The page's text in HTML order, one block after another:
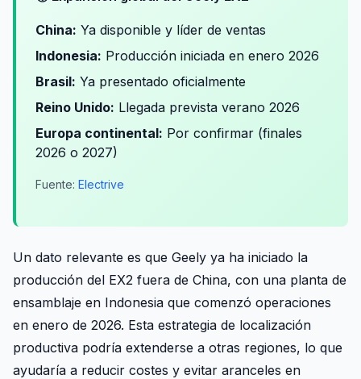
China: Ya disponible y líder de ventas
Indonesia: Producción iniciada en enero 2026
Brasil: Ya presentado oficialmente
Reino Unido: Llegada prevista verano 2026
Europa continental: Por confirmar (finales
2026 o 2027)
Fuente: Electrive
Un dato relevante es que Geely ya ha iniciado la
producción del EX2 fuera de China, con una planta de
ensamblaje en Indonesia que comenzó operaciones
en enero de 2026. Esta estrategia de localización
productiva podría extenderse a otras regiones, lo que
ayudaría a reducir costes y evitar aranceles en